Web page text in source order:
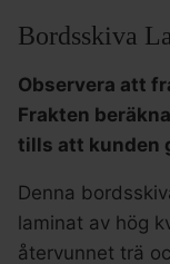
Bordsskiva
Observera att
Frakten
tills att kunden
Denna
laminat av hög
återvunnet trä